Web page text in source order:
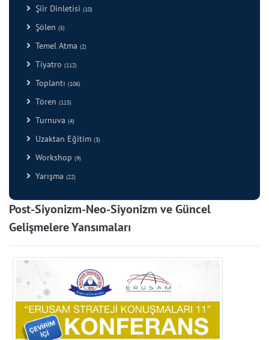
Şiir Dinletisi (10)
Şölen (5)
Temel Atma (2)
Tiyatro (112)
Toplantı (106)
Tören (115)
Turnuva (4)
Uzaktan Eğitim (3)
Workshop (9)
Yarışma (22)
Post-Siyonizm-Neo-Siyonizm ve Güncel
Gelişmelere Yansımaları